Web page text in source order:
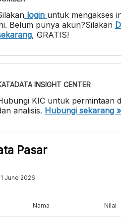
login untuk mengakses
. Belum punya akun?Silakan
, GRATIS!
INSIGHT CENTER
KIC untuk permintaan
analisis. Hubungi sekarang »
Pasar
June 2026
Nama Nilai